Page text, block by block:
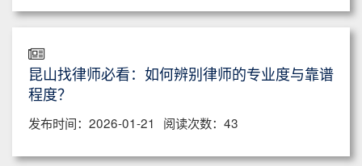
昆山找律师必看：如何辨别律师的专业度与靠谱
程度？
发布时间：2026-01-21 阅读次数：43